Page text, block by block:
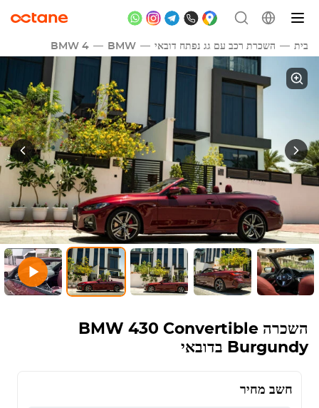
בית השכרת רכב עם גג נפתח דובאי BMW
BMW 4
השכרה BMW 430 Convertible
Burgundy בדובאי
חשב מחיר